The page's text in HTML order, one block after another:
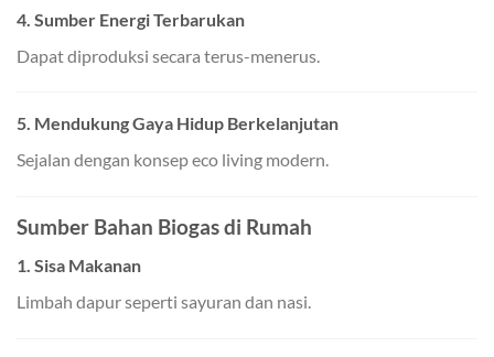
4. Sumber Energi Terbarukan
Dapat diproduksi secara terus-menerus.
5. Mendukung Gaya Hidup Berkelanjutan
Sejalan dengan konsep eco living modern.
Sumber Bahan Biogas di Rumah
1. Sisa Makanan
Limbah dapur seperti sayuran dan nasi.